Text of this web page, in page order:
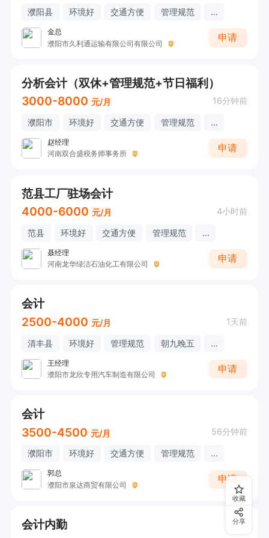
濮阳县 环境好 交通方便 管理规范 ...
金总
濮阳市久利通运输有限公司有限公司
申请
分析会计（双休+管理规范+节日福利）
3000-8000 元/月 16分钟前
濮阳市 环境好 交通方便 管理规范 ...
赵经理
河南双合盛税务师事务所
申请
范县工厂驻场会计
4000-6000 元/月 4小时前
范县 环境好 交通方便 管理规范 ...
聂经理
河南龙华绿洁石油化工有限公司
申请
会计
2500-4000 元/月 1天前
清丰县 环境好 管理规范 朝九晚五 ...
王经理
濮阳市龙欣专用汽车制造有限公司
申请
会计
3500-4500 元/月 56分钟前
濮阳市 环境好 交通方便 管理规范 ...
郭总
濮阳市泉达商贸有限公司
申请
会计内勤
收藏
分享